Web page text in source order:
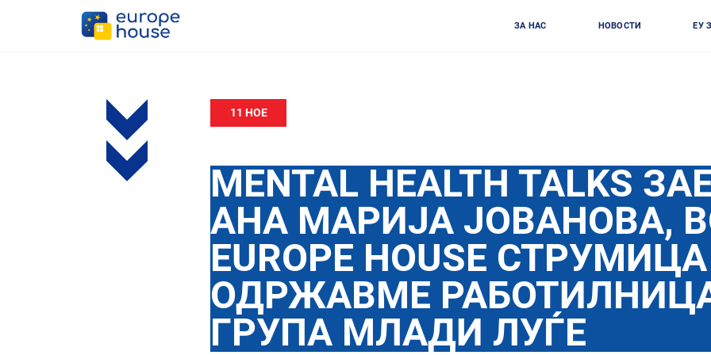
ЗА НАС НОВОСТИ ЕУ
11 НОЕ
MENTAL HEALTH TALKS
АНА МАРИЈА ЈОВАНОВА,
EUROPE HOUSE СТРУМИЦА
ОДРЖАВМЕ
ГРУПА МЛАДИ ЛУЃЕ